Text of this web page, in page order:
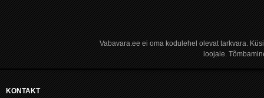
Vabavara.ee ei oma kodulehel olevat tarkvara.
loojale.
KONTAKT